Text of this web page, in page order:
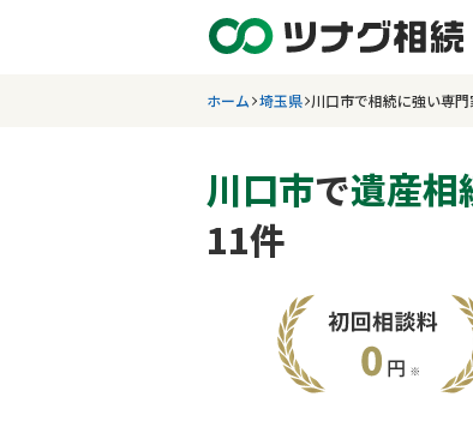
ホーム 埼玉県 川口市で相続に強い専門
川口市で遺産相
11件